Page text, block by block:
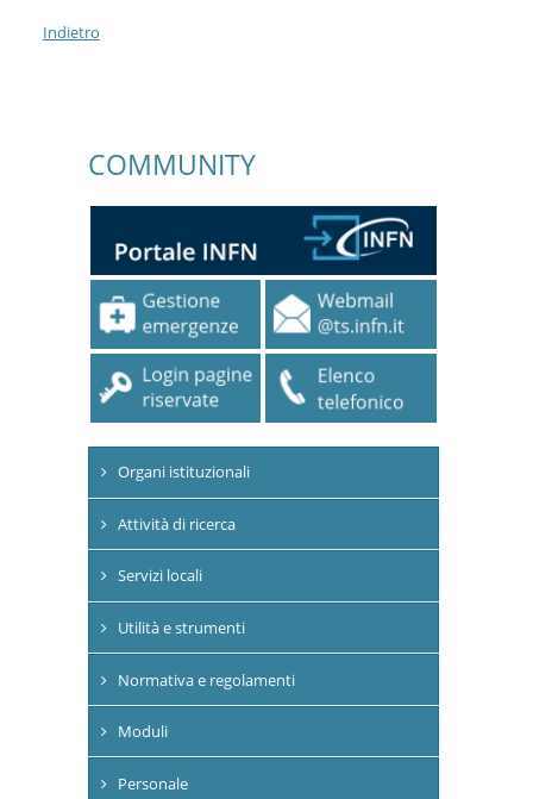
Indietro
COMMUNITY
Organi istituzionali
Attività di ricerca
Servizi locali
Utilità e strumenti
Normativa e regolamenti
Moduli
Personale